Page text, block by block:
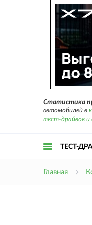
Статистика
автомобилей в
тест-драйвов и
ТЕСТ-
Главная